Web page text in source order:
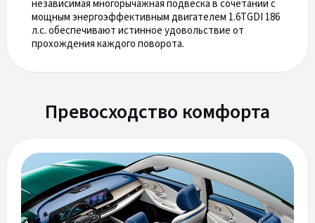
независимая многорычажная подвеска в сочетании с
мощным энергоэффективным двигателем 1.6TGDI 186
л.с. обеспечивают истинное удовольствие от
прохождения каждого поворота.
Превосходство комфорта